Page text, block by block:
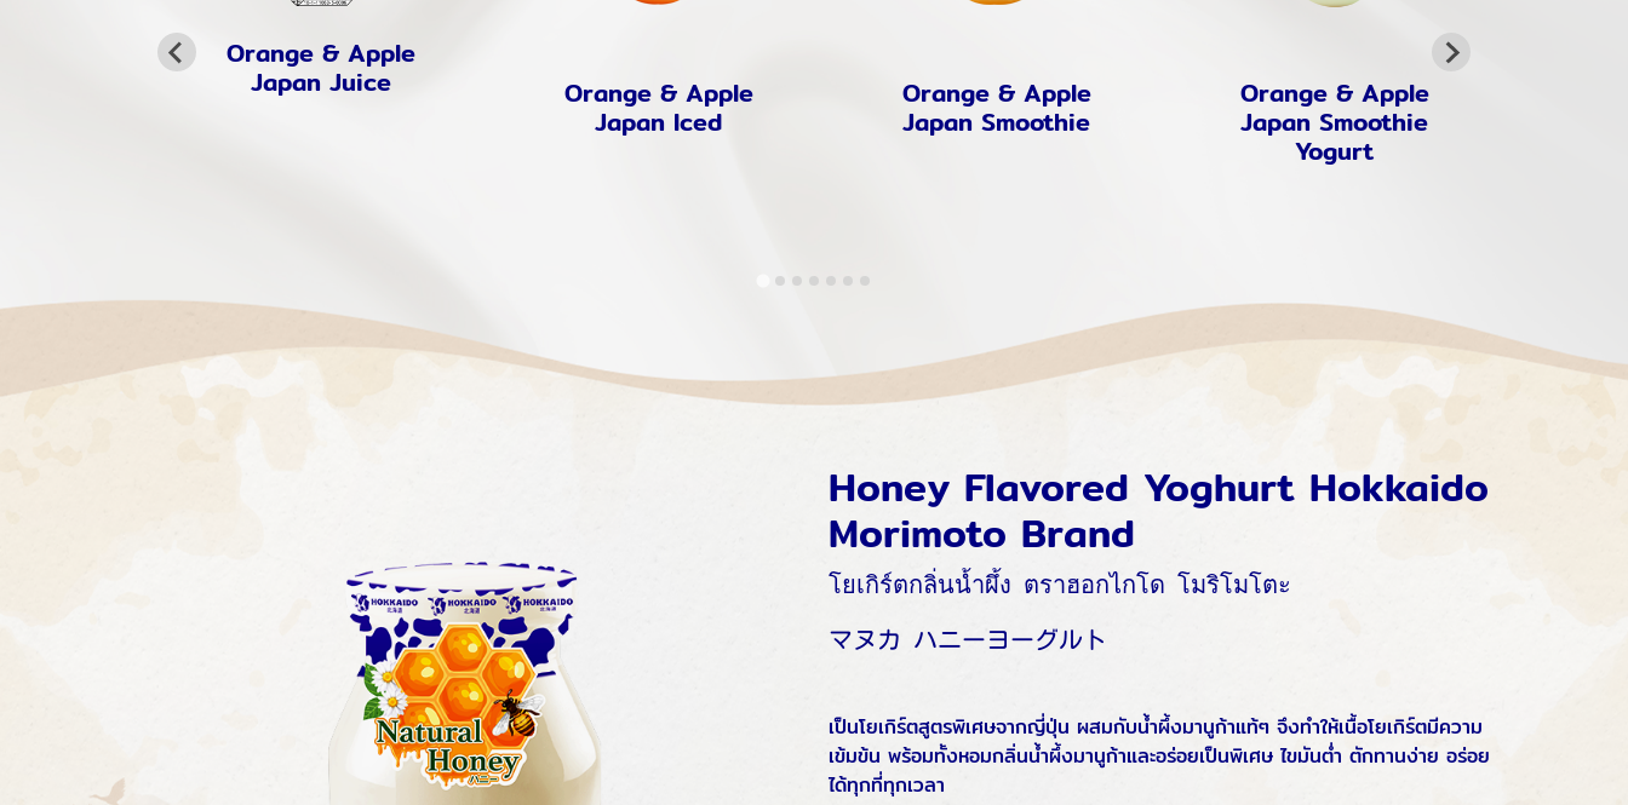
Orange & Apple
Japan Juice Orange & Apple
Japan Iced
Orange & Apple
Japan Smoothie
Orange & Apple
Japan Smoothie
Yogurt
Honey Flavored Yoghurt Hokkaido
Morimoto Brand
โยเกิร์ตกลิ่นน้ำผึ้ง ตราฮอกไกโด โมริโมโตะ
マヌカ ハニーヨーグルト
เป็นโยเกิร์ตสูตรพิเศษจากญี่ปุ่น ผสมกับน้ำผึ้งมานูก้าแท้ๆ จึงทำให้เนื้อโยเกิร์ตมีความ
เข้มข้น พร้อมทั้งหอมกลิ่นน้ำผึ้งมานูก้าและอร่อยเป็นพิเศษ ไขมันต่ำ ตักทานง่าย อร่อย
ได้ทุกที่ทุกเวลา